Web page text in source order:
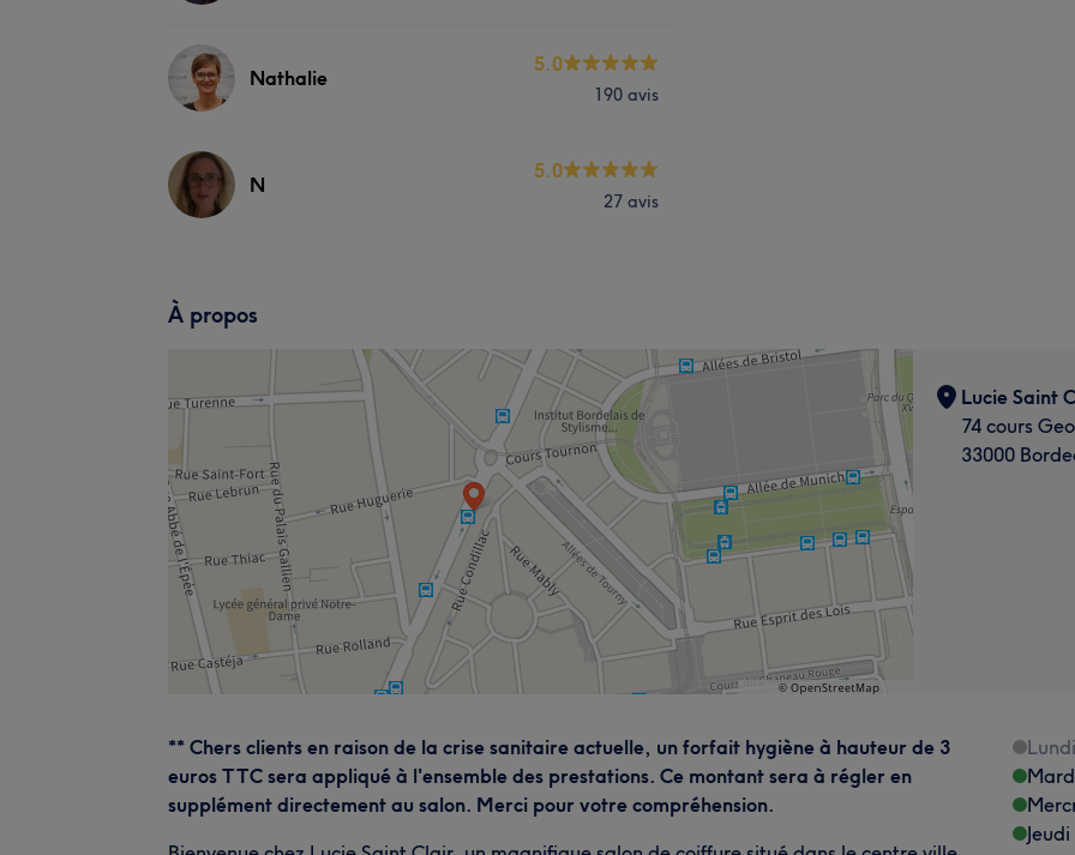
Nathalie
5.0
190 avis
N
5.0
27 avis
À propos
Lucie Saint
74 cours
33000
** Chers clients en raison de la crise sanitaire actuelle, un forfait hygiène à hauteur de 3
euros TTC sera appliqué à l'ensemble des prestations. Ce montant sera à régler en
supplément directement au salon. Merci pour votre compréhension.
Lundi
Jeudi